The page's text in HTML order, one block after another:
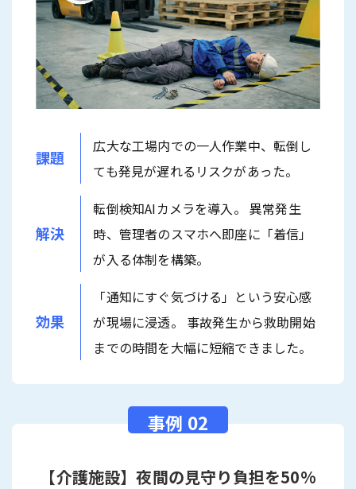
課題
広大な工場内での一人作業中、転倒し
ても発見が遅れるリスクがあった。
解決
転倒検知AIカメラを導入。 異常発生
時、管理者のスマホへ即座に「着信」
が入る体制を構築。
効果
「通知にすぐ気づける」という安心感
が現場に浸透。 事故発生から救助開始
までの時間を大幅に短縮できました。
【介護施設】夜間の見守り負担を50%